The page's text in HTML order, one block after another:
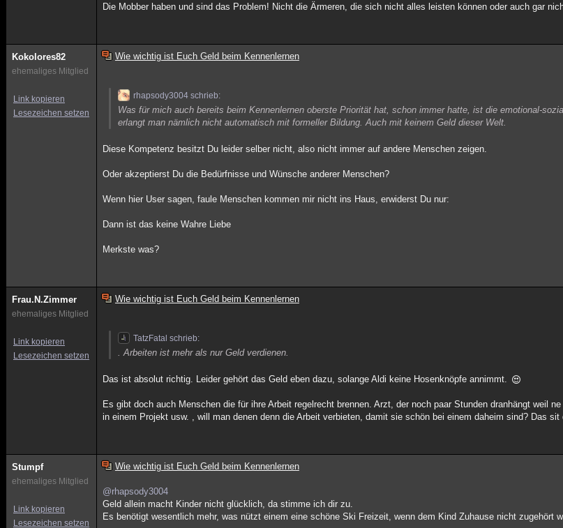
Die Mobber haben und sind das Problem! Nicht die Ärmeren, die sich nicht alles leisten können oder auch gar
Kokolores82
ehemaliges Mitglied
Link kopieren
Lesezeichen setzen
Wie wichtig ist Euch Geld beim Kennenlernen
rhapsody3004 schrieb:
Was für mich auch bereits beim Kennenlernen oberste Priorität hat, schon immer hatte, ist die emotional-
erlangt man nämlich nicht automatisch mit formeller Bildung. Auch mit keinem Geld dieser Welt.
Diese Kompetenz besitzt Du leider selber nicht, also nicht immer auf andere Menschen zeigen.
Oder akzeptierst Du die Bedürfnisse und Wünsche anderer Menschen?
Wenn hier User sagen, faule Menschen kommen mir nicht ins Haus, erwiderst Du nur:
Dann ist das keine Wahre Liebe
Merkste was?
Frau.N.Zimmer
ehemaliges Mitglied
Link kopieren
Lesezeichen setzen
Wie wichtig ist Euch Geld beim Kennenlernen
TatzFatal schrieb:
. Arbeiten ist mehr als nur Geld verdienen.
Das ist absolut richtig. Leider gehört das Geld eben dazu, solange Aldi keine Hosenknöpfe annimmt.
Es gibt doch auch Menschen die für ihre Arbeit regelrecht brennen. Arzt, der noch paar Stunden dranhängt weil
in einem Projekt usw. , will man denen denn die Arbeit verbieten, damit sie schön bei einem daheim sind? Das
Stumpf
ehemaliges Mitglied
Link kopieren
Lesezeichen setzen
Wie wichtig ist Euch Geld beim Kennenlernen
@rhapsody3004
Geld allein macht Kinder nicht glücklich, da stimme ich dir zu.
Es benötigt wesentlich mehr, was nützt einem eine schöne Ski Freizeit, wenn dem Kind Zuhause nicht zugehört